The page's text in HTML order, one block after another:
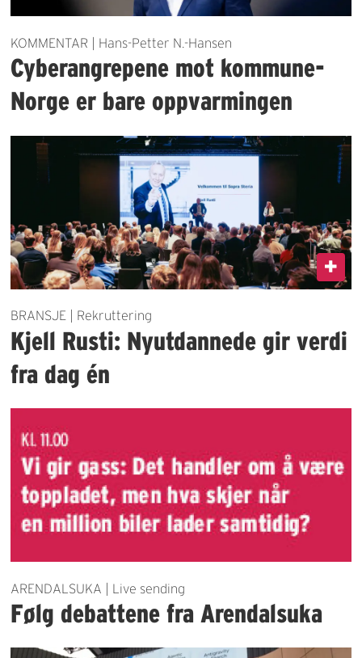
KOMMENTAR | Hans-Petter N.-Hansen
Cyberangrepene mot kommune-
Norge er bare oppvarmingen
BRANSJE | Rekruttering
Kjell Rusti: Nyutdannede gir verdi
fra dag én
ARENDALSUKA | Live sending
Følg debattene fra Arendalsuka